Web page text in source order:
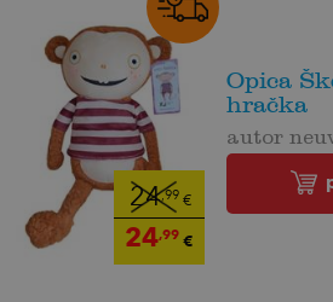
24,99 €
24,99€
Opica
hračka
autor